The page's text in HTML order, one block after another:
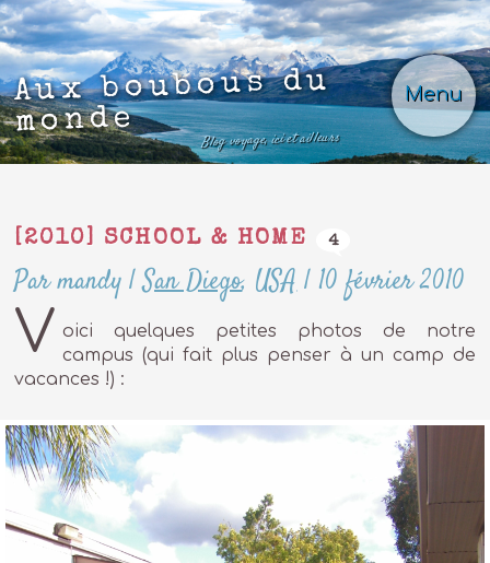
Menu
Aux boubous du
monde
Blog voyage, ici et ailleurs
[2010] SCHOOL & HOME 4
Par mandy |San Diego, USA|10 février 2010
V oici quelques petites photos de notre
campus (qui fait plus penser à un camp de
vacances !) :